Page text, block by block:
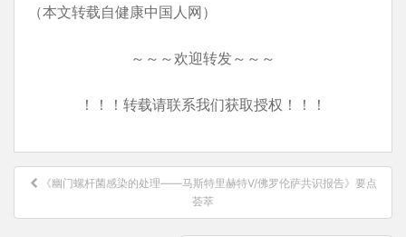
（本文转载自健康中国人网）
～～～欢迎转发～～～
！！！转载请联系我们获取授权！！！
文
导
《幽门螺杆菌感染的处理——马斯特里赫特V/佛罗伦萨共识报告》要点
荟萃